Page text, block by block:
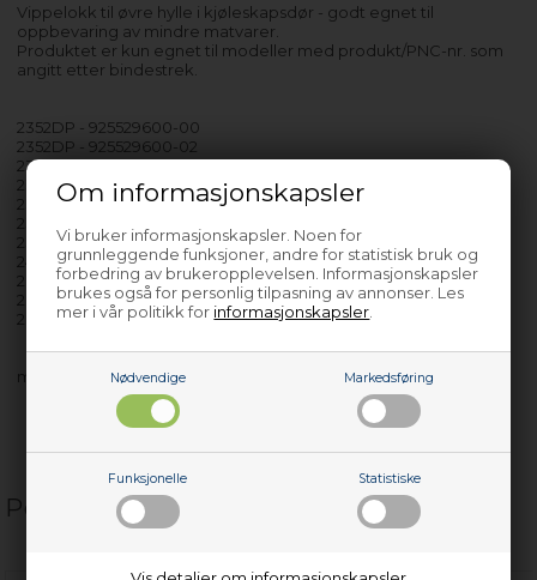
Om informasjonskapsler
Vi bruker informasjonskapsler. Noen for
grunnleggende funksjoner, andre for statistisk bruk og
forbedring av brukeropplevelsen. Informasjonskapsler
brukes også for personlig tilpasning av annonser. Les
mer i vår politikk for informasjonskapsler
Nødvendige Markedsføring
Funksjonelle Statistiske
Vippelokk til øvre hylle i kjøleskapsdør - godt egnet til
oppbevaring av mindre matvarer.
Produktet er kun egnet til modeller med produkt/PNC-nr. som
angitt etter bindestrek.
2352DP - 925529600-00
2352DP - 925529600-02
2353DP - 925590715-00
2353DP - 925590715-01
2353DP - 925590715-02
2353DP-1 - 925590505-00
2354DP - 920403114-00
240ASP - 933013228-00
2804ADP - 920403322-00
2804ADP - 920403322-01
2804DP - 920403310-00
med flere…
Populære relaterte produkter